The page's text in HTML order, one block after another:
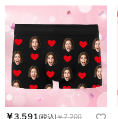
￥3,591(税込)￥7,200